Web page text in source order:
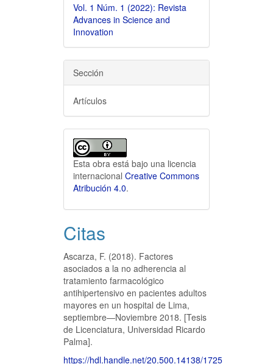
Vol. 1 Núm. 1 (2022): Revista
Advances in Science and
Innovation
Sección
Artículos
Esta obra está bajo una licencia
internacional Creative Commons
Atribución 4.0.
Citas
Ascarza, F. (2018). Factores
asociados a la no adherencia al
tratamiento farmacológico
antihipertensivo en pacientes adultos
mayores en un hospital de Lima,
septiembre—Noviembre 2018. [Tesis
de Licenciatura, Universidad Ricardo
Palma].
https://hdl.handle.net/20.500.14138/1725